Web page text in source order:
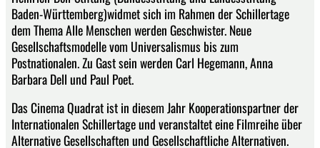
Baden-Württemberg)widmet sich im Rahmen der Schillertage
dem Thema Alle Menschen werden Geschwister. Neue
Gesellschaftsmodelle vom Universalismus bis zum
Postnationalen. Zu Gast sein werden Carl Hegemann, Anna
Barbara Dell und Paul Poet.
Das Cinema Quadrat ist in diesem Jahr Kooperationspartner der
Internationalen Schillertage und veranstaltet eine Filmreihe über
Alternative Gesellschaften und Gesellschaftliche Alternativen.